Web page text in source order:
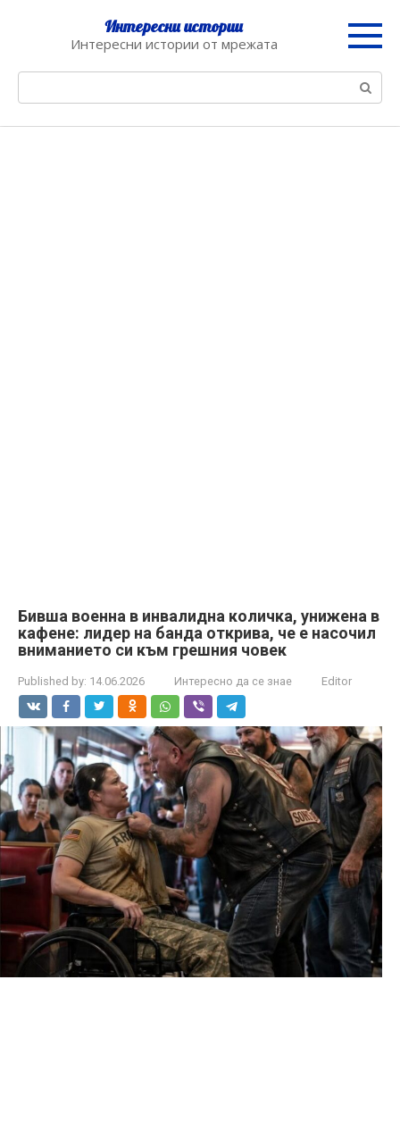
Интересни истории
Интересни истории от мрежата
Бивша военна в инвалидна количка, унижена в
кафене: лидер на банда открива, че е насочил
вниманието си към грешния човек
Published by: 14.06.2026 Интересно да се знае Editor